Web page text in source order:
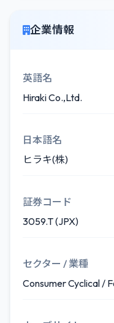
企業情報
英語名
Hiraki Co.,Ltd.
日本語名
ヒラキ(株)
証券コード
3059.T (JPX)
セクター / 業種
Consumer Cyclical /